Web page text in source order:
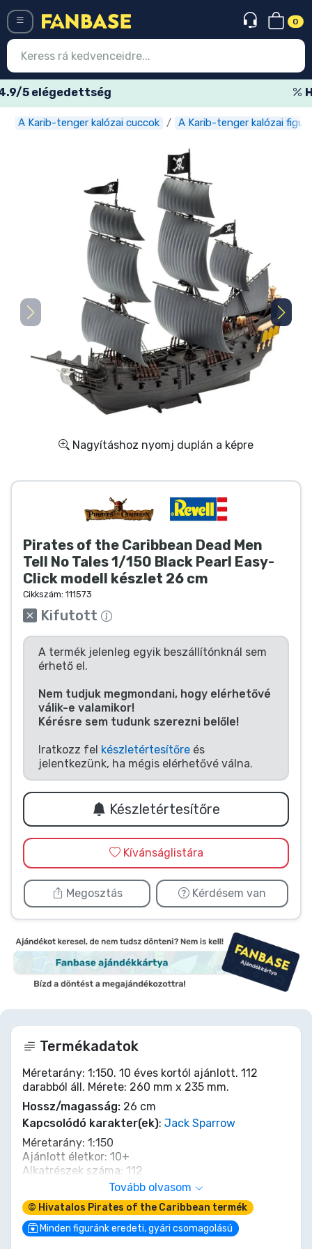
0
Heti akciós ajánlatok
A Karib-tenger kalózai cuccok A Karib-tenger kalózai
Nagyításhoz nyomj duplán a képre
Pirates of the Caribbean Dead Men
Tell No Tales 1/150 Black Pearl Easy-
Click modell készlet 26 cm
Cikkszám: 111573
Kifutott
A termék jelenleg egyik beszállítónknál sem
érhető el.
Nem tudjuk megmondani, hogy elérhetővé
válik-e valamikor!
Kérésre sem tudunk szerezni belőle!
Iratkozz fel készletértesítőre és
jelentkezünk, ha mégis elérhetővé válna.
Készletértesítőre
Kívánságlistára
Megosztás Kérdésem van
Termékadatok
Méretarány: 1:150. 10 éves kortól ajánlott. 112
darabból áll. Mérete: 260 mm x 235 mm.
Hossz/magasság: 26 cm
Kapcsolódó karakter(ek): Jack Sparrow
Méretarány: 1:150
Ajánlott életkor: 10+
Alkatrészek száma: 112
Magasság: 235 mm
A legendás Black Pearl kalózhajó modellje, Captain
Jack Sparrow hajója a "Pirates of the Caribbean"
Tovább olvasom
© Hivatalos Pirates of the Caribbean termék
Minden figuránk eredeti, gyári csomagolású
Menü
Belépés Regisztráció
Akciós ajánlatok
Express szállítás
Előrendelhető cuccok
Outlet cuccok
Ajándékkártya
Szállítás és fizetés
Sorozatos cuccok
Animés cuccok
Gamer cuccok
Sportos cuccok
Zenés cuccok
Terméktípusok
Márkák